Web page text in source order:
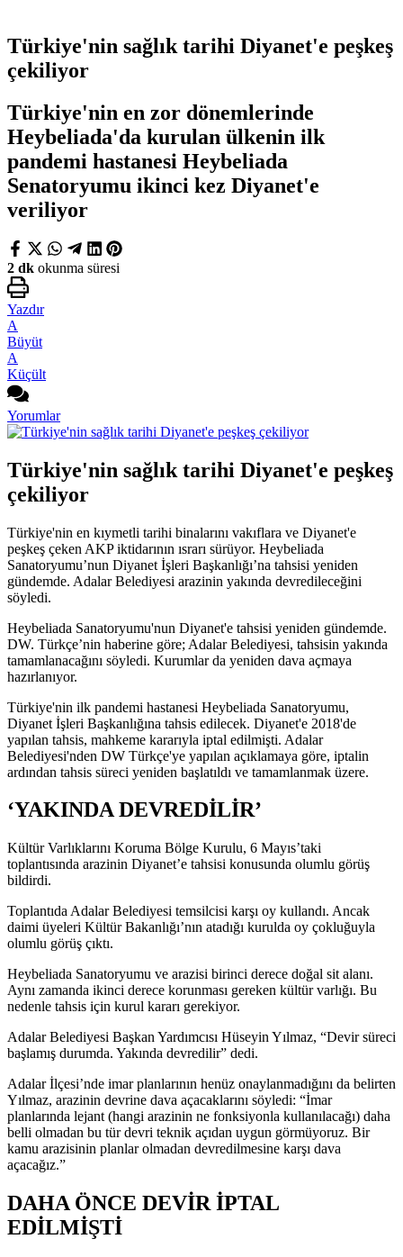
Türkiye'nin sağlık tarihi Diyanet'e peşkeş
çekiliyor
Türkiye'nin en zor dönemlerinde
Heybeliada'da kurulan ülkenin ilk
pandemi hastanesi Heybeliada
Senatoryumu ikinci kez Diyanet'e
veriliyor
2 dk okunma süresi
Yazdır
A
Büyüt
A
Küçült
Yorumlar
Türkiye'nin sağlık tarihi Diyanet'e peşkeş
çekiliyor
Türkiye'nin en kıymetli tarihi binalarını vakıflara ve Diyanet'e
peşkeş çeken AKP iktidarının ısrarı sürüyor. Heybeliada
Sanatoryumu’nun Diyanet İşleri Başkanlığı’na tahsisi yeniden
gündemde. Adalar Belediyesi arazinin yakında devredileceğini
söyledi.
Heybeliada Sanatoryumu'nun Diyanet'e tahsisi yeniden gündemde.
DW. Türkçe’nin haberine göre; Adalar Belediyesi, tahsisin yakında
tamamlanacağını söyledi. Kurumlar da yeniden dava açmaya
hazırlanıyor.
Türkiye'nin ilk pandemi hastanesi Heybeliada Sanatoryumu,
Diyanet İşleri Başkanlığına tahsis edilecek. Diyanet'e 2018'de
yapılan tahsis, mahkeme kararıyla iptal edilmişti. Adalar
Belediyesi'nden DW Türkçe'ye yapılan açıklamaya göre, iptalin
ardından tahsis süreci yeniden başlatıldı ve tamamlanmak üzere.
‘YAKINDA DEVREDİLİR’
Kültür Varlıklarını Koruma Bölge Kurulu, 6 Mayıs’taki
toplantısında arazinin Diyanet’e tahsisi konusunda olumlu görüş
bildirdi.
Toplantıda Adalar Belediyesi temsilcisi karşı oy kullandı. Ancak
daimi üyeleri Kültür Bakanlığı’nın atadığı kurulda oy çokluğuyla
olumlu görüş çıktı.
Heybeliada Sanatoryumu ve arazisi birinci derece doğal sit alanı.
Aynı zamanda ikinci derece korunması gereken kültür varlığı. Bu
nedenle tahsis için kurul kararı gerekiyor.
Adalar Belediyesi Başkan Yardımcısı Hüseyin Yılmaz, “Devir süreci
başlamış durumda. Yakında devredilir” dedi.
Adalar İlçesi’nde imar planlarının henüz onaylanmadığını da belirten
Yılmaz, arazinin devrine dava açacaklarını söyledi: “İmar
planlarında lejant (hangi arazinin ne fonksiyonla kullanılacağı) daha
belli olmadan bu tür devri teknik açıdan uygun görmüyoruz. Bir
kamu arazisinin planlar olmadan devredilmesine karşı dava
açacağız.”
DAHA ÖNCE DEVİR İPTAL
EDİLMİŞTİ